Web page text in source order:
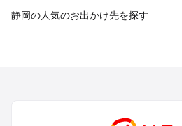
静岡の人気のお出かけ先を探す